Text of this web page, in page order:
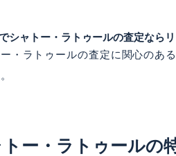
シャトー・ラトゥールの査定なら
・ラトゥールの査定に関心のあ
トー・ラトゥールの